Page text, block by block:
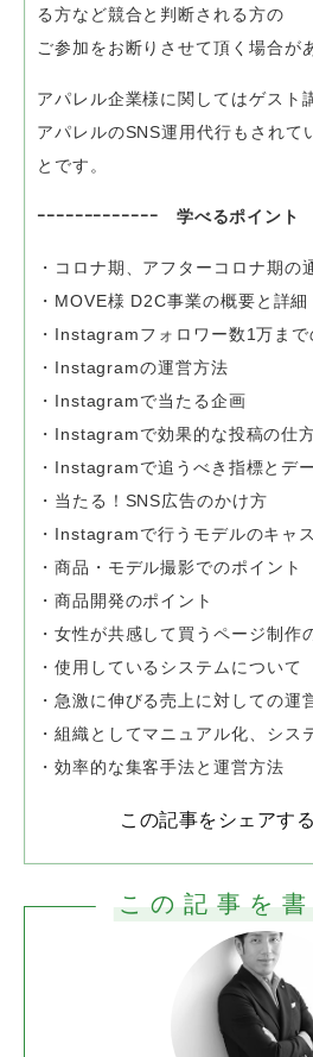
る方など競合と判断される方の
ご参加をお断りさせて頂く場合が
アパレル企業様に関してはゲスト
アパレルのSNS運用代行もされて
とです。
ｰｰｰｰｰｰｰｰｰｰｰｰｰ 学べるポイント
・コロナ期、アフターコロナ期の
・MOVE様 D2C事業の概要と詳細
・Instagramフォロワー数1万まで
・Instagramの運営方法
・Instagramで当たる企画
・Instagramで効果的な投稿の仕
・Instagramで追うべき指標とデ
・当たる！SNS広告のかけ方
・Instagramで行うモデルのキャ
・商品・モデル撮影でのポイント
・商品開発のポイント
・女性が共感して買うページ制作
・使用しているシステムについて
・急激に伸びる売上に対しての運
・組織としてマニュアル化、シス
・効率的な集客手法と運営方法
この記事をシェアする
この記事を